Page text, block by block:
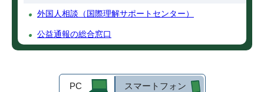
外国人相談（国際理解サポートセンター）
公益通報の総合窓口
PC スマートフォン